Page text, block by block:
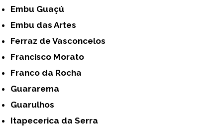
Embu Guaçú
Embu das Artes
Ferraz de Vasconcelos
Francisco Morato
Franco da Rocha
Guararema
Guarulhos
Itapecerica da Serra